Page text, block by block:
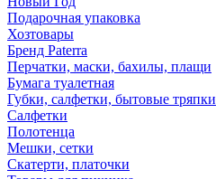
Подарочная упаковка
Хозтовары
Бренд Paterra
Перчатки, маски, бахилы, плащи
Бумага туалетная
Губки, салфетки, бытовые тряпки
Салфетки
Полотенца
Мешки, сетки
Скатерти, платочки